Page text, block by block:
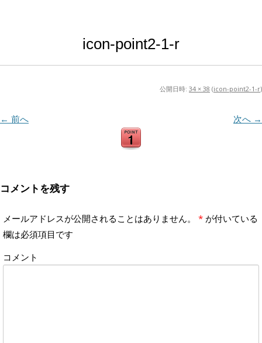
icon-point2-1-r
公開日時: 34 × 38 (icon-point2-1-r)
← 前へ 次へ →
コメントを残す
メールアドレスが公開されることはありません。 * が付いている
欄は必須項目です
コメント